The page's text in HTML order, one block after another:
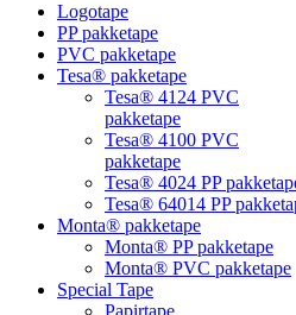
Logotape
PP pakketape
PVC pakketape
Tesa® pakketape
Tesa® 4124 PVC
pakketape
Tesa® 4100 PVC
pakketape
Tesa® 4024 PP
Tesa® 64014 PP
Monta® pakketape
Monta® PP pakketape
Monta® PVC pakketape
Special Tape
Papirtape